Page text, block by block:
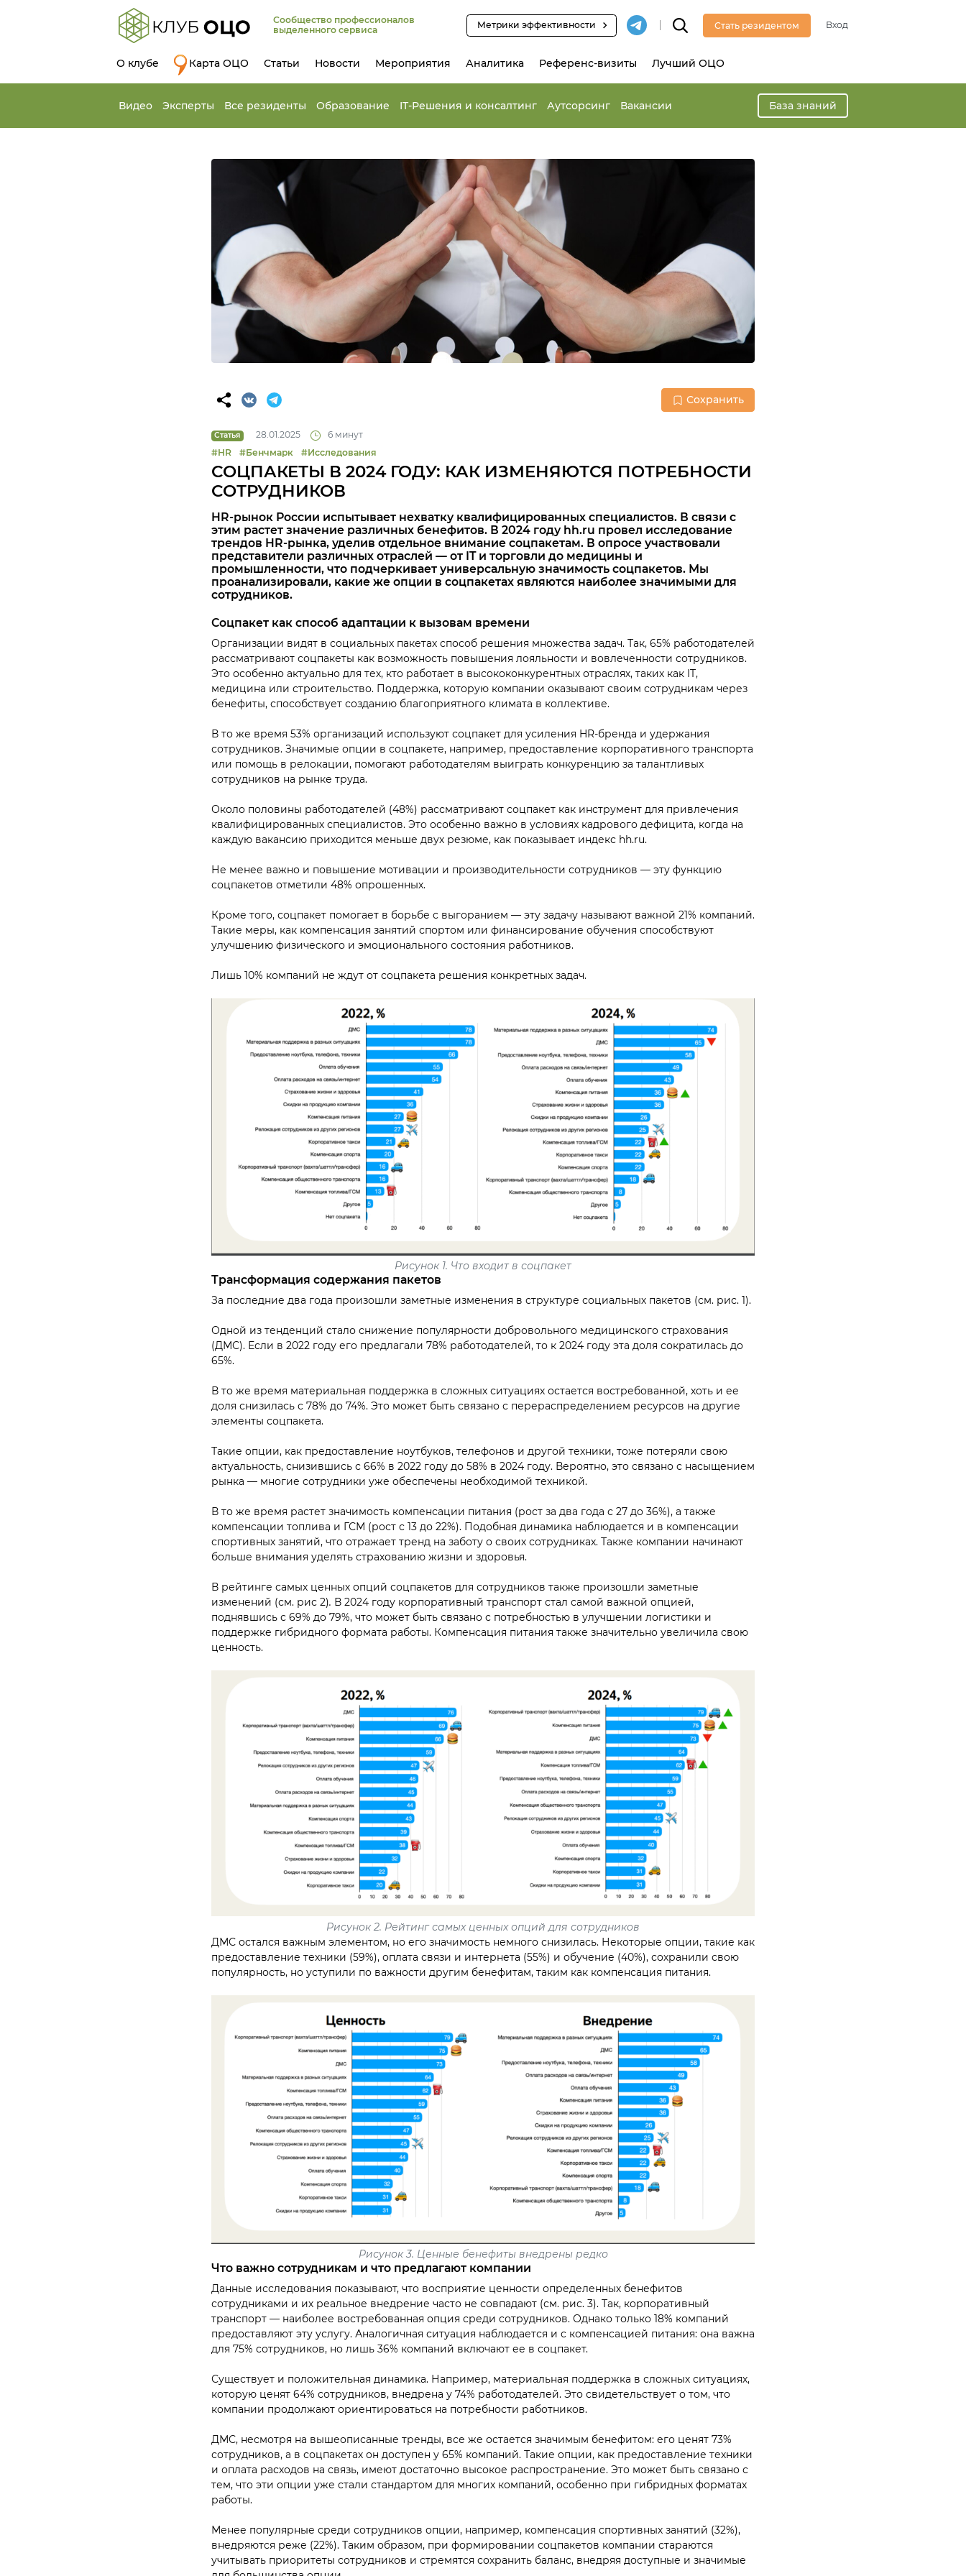
Сообщество профессионалов
выделенного сервиса
Метрики эффективности Стать резидентом Вход
О клубе Карта ОЦО Статьи Новости Мероприятия Аналитика Референс-визиты Лучший ОЦО
Видео Эксперты Все резиденты Образование IT-Решения и консалтинг Аутсорсинг Вакансии База знаний
Сохранить
Статья 28.01.2025
6 минут
#HR
#Бенчмарк #Исследования
СОЦПАКЕТЫ В 2024 ГОДУ: КАК ИЗМЕНЯЮТСЯ ПОТРЕБНОСТИ
СОТРУДНИКОВ
HR-рынок России испытывает нехватку квалифицированных специалистов. В связи с
этим растет значение различных бенефитов. В 2024 году hh.ru провел исследование
трендов HR-рынка, уделив отдельное внимание соцпакетам. В опросе участвовали
представители различных отраслей — от IT и торговли до медицины и
промышленности, что подчеркивает универсальную значимость соцпакетов. Мы
проанализировали, какие же опции в соцпакетах являются наиболее значимыми для
сотрудников.
Соцпакет как способ адаптации к вызовам времени
Организации видят в социальных пакетах способ решения множества задач. Так, 65% работодателей
рассматривают соцпакеты как возможность повышения лояльности и вовлеченности сотрудников.
Это особенно актуально для тех, кто работает в высококонкурентных отраслях, таких как IT,
медицина или строительство. Поддержка, которую компании оказывают своим сотрудникам через
бенефиты, способствует созданию благоприятного климата в коллективе.
В то же время 53% организаций используют соцпакет для усиления HR-бренда и удержания
сотрудников. Значимые опции в соцпакете, например, предоставление корпоративного транспорта
или помощь в релокации, помогают работодателям выиграть конкуренцию за талантливых
сотрудников на рынке труда.
Около половины работодателей (48%) рассматривают соцпакет как инструмент для привлечения
квалифицированных специалистов. Это особенно важно в условиях кадрового дефицита, когда на
каждую вакансию приходится меньше двух резюме, как показывает индекс hh.ru.
Не менее важно и повышение мотивации и производительности сотрудников — эту функцию
соцпакетов отметили 48% опрошенных.
Кроме того, соцпакет помогает в борьбе с выгоранием — эту задачу называют важной 21% компаний.
Такие меры, как компенсация занятий спортом или финансирование обучения способствуют
улучшению физического и эмоционального состояния работников.
Лишь 10% компаний не ждут от соцпакета решения конкретных задач.
Рисунок 1. Что входит в соцпакет
Трансформация содержания пакетов
За последние два года произошли заметные изменения в структуре социальных пакетов (см. рис. 1).
Одной из тенденций стало снижение популярности добровольного медицинского страхования
(ДМС). Если в 2022 году его предлагали 78% работодателей, то к 2024 году эта доля сократилась до
65%.
В то же время материальная поддержка в сложных ситуациях остается востребованной, хоть и ее
доля снизилась с 78% до 74%. Это может быть связано с перераспределением ресурсов на другие
элементы соцпакета.
Такие опции, как предоставление ноутбуков, телефонов и другой техники, тоже потеряли свою
актуальность, снизившись с 66% в 2022 году до 58% в 2024 году. Вероятно, это связано с насыщением
рынка — многие сотрудники уже обеспечены необходимой техникой.
В то же время растет значимость компенсации питания (рост за два года с 27 до 36%), а также
компенсации топлива и ГСМ (рост с 13 до 22%). Подобная динамика наблюдается и в компенсации
спортивных занятий, что отражает тренд на заботу о своих сотрудниках. Также компании начинают
больше внимания уделять страхованию жизни и здоровья.
В рейтинге самых ценных опций соцпакетов для сотрудников также произошли заметные
изменений (см. рис 2). В 2024 году корпоративный транспорт стал самой важной опцией,
поднявшись с 69% до 79%, что может быть связано с потребностью в улучшении логистики и
поддержке гибридного формата работы. Компенсация питания также значительно увеличила свою
ценность.
Рисунок 2. Рейтинг самых ценных опций для сотрудников
ДМС остался важным элементом, но его значимость немного снизилась. Некоторые опции, такие как
предоставление техники (59%), оплата связи и интернета (55%) и обучение (40%), сохранили свою
популярность, но уступили по важности другим бенефитам, таким как компенсация питания.
Рисунок 3. Ценные бенефиты внедрены редко
Что важно сотрудникам и что предлагают компании
Данные исследования показывают, что восприятие ценности определенных бенефитов
сотрудниками и их реальное внедрение часто не совпадают (см. рис. 3). Так, корпоративный
транспорт — наиболее востребованная опция среди сотрудников. Однако только 18% компаний
предоставляют эту услугу. Аналогичная ситуация наблюдается и с компенсацией питания: она важна
для 75% сотрудников, но лишь 36% компаний включают ее в соцпакет.
Существует и положительная динамика. Например, материальная поддержка в сложных ситуациях,
которую ценят 64% сотрудников, внедрена у 74% работодателей. Это свидетельствует о том, что
компании продолжают ориентироваться на потребности работников.
ДМС, несмотря на вышеописанные тренды, все же остается значимым бенефитом: его ценят 73%
сотрудников, а в соцпакетах он доступен у 65% компаний. Такие опции, как предоставление техники
и оплата расходов на связь, имеют достаточно высокое распространение. Это может быть связано с
тем, что эти опции уже стали стандартом для многих компаний, особенно при гибридных форматах
работы.
Менее популярные среди сотрудников опции, например, компенсация спортивных занятий (32%),
внедряются реже (22%). Таким образом, при формировании соцпакетов компании стараются
учитывать приоритеты сотрудников и стремятся сохранить баланс, внедряя доступные и значимые